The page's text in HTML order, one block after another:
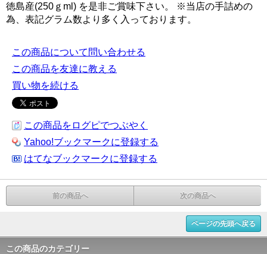
徳島産(250ｇml) を是非ご賞味下さい。 ※当店の手詰めの
為、表記グラム数より多く入っております。
この商品について問い合わせる
この商品を友達に教える
買い物を続ける
この商品をログピでつぶやく
Yahoo!ブックマークに登録する
はてなブックマークに登録する
前の商品へ 次の商品へ
ページの先頭へ戻る
この商品のカテゴリー